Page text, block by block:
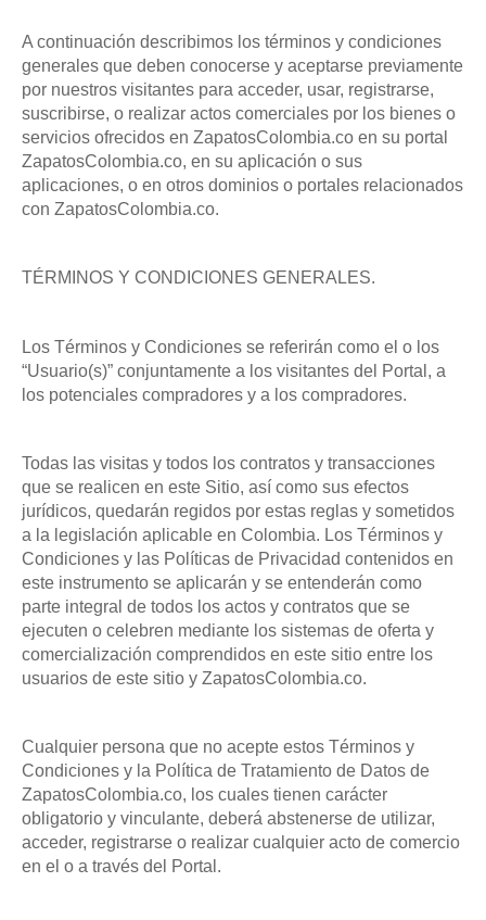
A continuación describimos los términos y condiciones
generales que deben conocerse y aceptarse previamente
por nuestros visitantes para acceder, usar, registrarse,
suscribirse, o realizar actos comerciales por los bienes o
servicios ofrecidos en ZapatosColombia.co en su portal
ZapatosColombia.co, en su aplicación o sus
aplicaciones, o en otros dominios o portales relacionados
con ZapatosColombia.co.
TÉRMINOS Y CONDICIONES GENERALES.
Los Términos y Condiciones se referirán como el o los
“Usuario(s)” conjuntamente a los visitantes del Portal, a
los potenciales compradores y a los compradores.
Todas las visitas y todos los contratos y transacciones
que se realicen en este Sitio, así como sus efectos
jurídicos, quedarán regidos por estas reglas y sometidos
a la legislación aplicable en Colombia. Los Términos y
Condiciones y las Políticas de Privacidad contenidos en
este instrumento se aplicarán y se entenderán como
parte integral de todos los actos y contratos que se
ejecuten o celebren mediante los sistemas de oferta y
comercialización comprendidos en este sitio entre los
usuarios de este sitio y ZapatosColombia.co.
Cualquier persona que no acepte estos Términos y
Condiciones y la Política de Tratamiento de Datos de
ZapatosColombia.co, los cuales tienen carácter
obligatorio y vinculante, deberá abstenerse de utilizar,
acceder, registrarse o realizar cualquier acto de comercio
en el o a través del Portal.